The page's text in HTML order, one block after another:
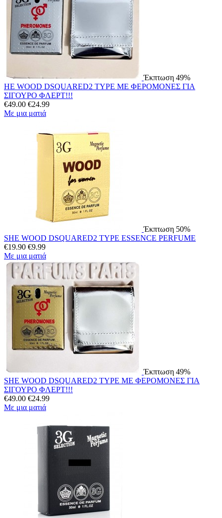
Έκπτωση 49%
HE WOOD DSQUARED2 TYPE ΜΕ ΦΕΡΟΜΟΝΕΣ ΓΙΑ
ΣΙΓΟΥΡΟ ΦΛΕΡΤ!!!
€49.00 €24.99
Με μια ματιά
Έκπτωση 50%
SHE WOOD DSQUARED2 TYPE ESSENCE PERFUME
€19.90 €9.99
Με μια ματιά
Έκπτωση 49%
SHE WOOD DSQUARED2 TYPE ΜΕ ΦΕΡΟΜΟΝΕΣ ΓΙΑ
ΣΙΓΟΥΡΟ ΦΛΕΡΤ!!!
€49.00 €24.99
Με μια ματιά